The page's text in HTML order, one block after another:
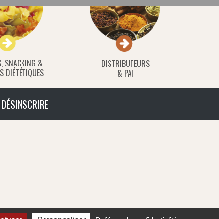
SNACKING &
DIÉTÉTIQUES
DISTRIBUTEURS
& PAI